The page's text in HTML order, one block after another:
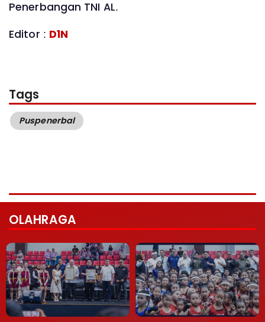
Penerbangan TNI AL.
Editor : D1N
Tags
Puspenerbal
OLAHRAGA